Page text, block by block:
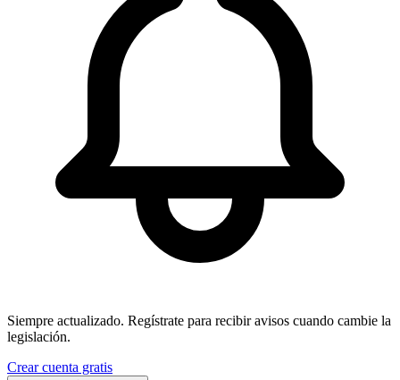
Siempre actualizado. Regístrate para recibir avisos cuando cambie la
legislación.
Crear cuenta gratis